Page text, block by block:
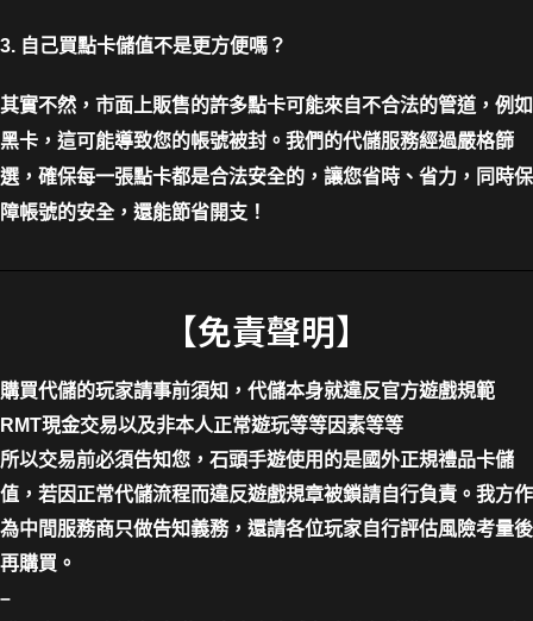
3. 自己買點卡儲值不是更方便嗎？
其實不然，市面上販售的許多點卡可能來自不合法的管道，例如
黑卡，這可能導致您的帳號被封。我們的代儲服務經過嚴格篩
選，確保每一張點卡都是合法安全的，讓您省時、省力，同時保
障帳號的安全，還能節省開支！
【免責聲明】
購買代儲的玩家請事前須知，代儲本身就違反官方遊戲規範
RMT現金交易以及非本人正常遊玩等等因素等等
所以交易前必須告知您，石頭手遊使用的是國外正規禮品卡儲
值，若因正常代儲流程而違反遊戲規章被鎖請自行負責。我方作
為中間服務商只做告知義務，還請各位玩家自行評估風險考量後
再購買。
–